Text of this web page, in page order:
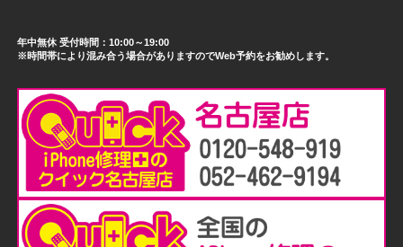
年中無休 受付時間：10:00～19:00
※時間帯により混み合う場合がありますのでWeb予約をお勧めします。